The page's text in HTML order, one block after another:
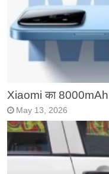
Xiaomi का 8000mAh
May 13, 2026